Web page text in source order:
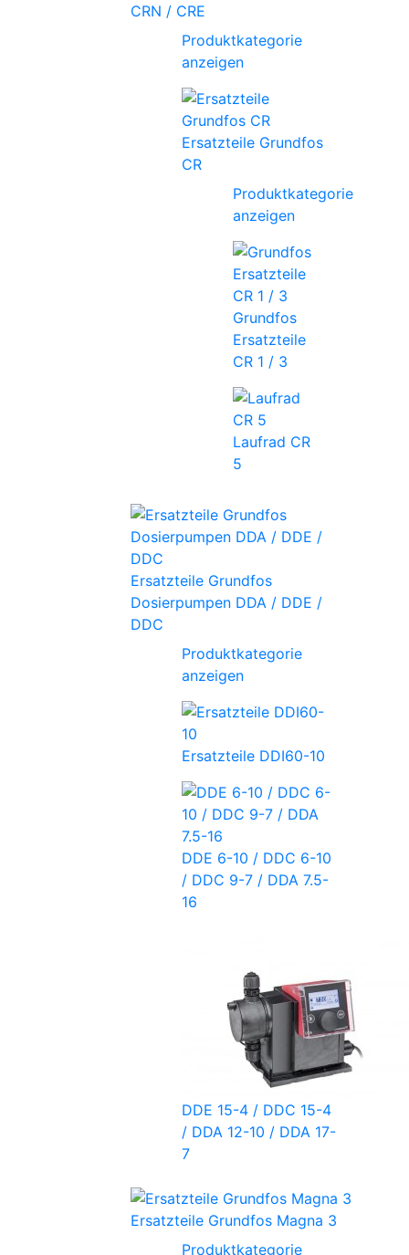
CRN / CRE
Produktkategorie
anzeigen
Ersatzteile Grundfos
CR
Produktkategorie
anzeigen
Grundfos
Ersatzteile
CR 1 / 3
Laufrad CR
5
Ersatzteile Grundfos
Dosierpumpen DDA / DDE /
DDC
Produktkategorie
anzeigen
Ersatzteile DDI60-10
DDE 6-10 / DDC 6-10
/ DDC 9-7 / DDA 7.5-
16
DDE 15-4 / DDC 15-4
/ DDA 12-10 / DDA 17-
7
Ersatzteile Grundfos Magna 3
Produktkategorie